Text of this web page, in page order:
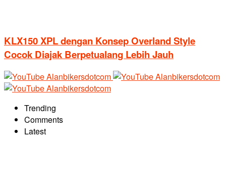
KLX150 XPL dengan Konsep Overland Style
Cocok Diajak Berpetualang Lebih Jauh
Trending
Comments
Latest